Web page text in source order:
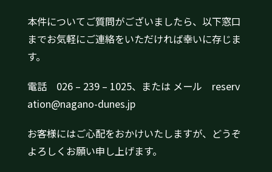
本件についてご質問がございましたら、以下窓口
までお気軽にご連絡をいただければ幸いに存じま
す。
電話 026 – 239 – 1025、または メール reserv
ation@nagano-dunes.jp
お客様にはご心配をおかけいたしますが、どうぞ
よろしくお願い申し上げます。